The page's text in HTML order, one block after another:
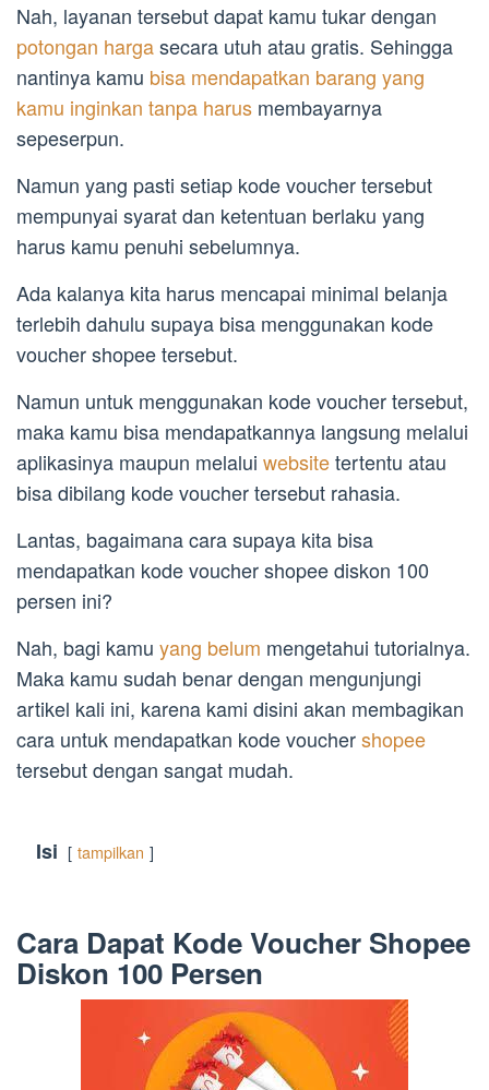
Nah, layanan tersebut dapat kamu tukar dengan
potongan hargasecara utuh atau gratis. Sehingga
nantinya kamu bisa mendapatkan barang yang
kamu inginkan tanpa harus membayarnya
sepeserpun.
Namun yang pasti setiap kode voucher tersebut
mempunyai syarat dan ketentuan berlaku yang
harus kamu penuhi sebelumnya.
Ada kalanya kita harus mencapai minimal belanja
terlebih dahulu supaya bisa menggunakan kode
voucher shopee tersebut.
Namun untuk menggunakan kode voucher tersebut,
maka kamu bisa mendapatkannya langsung melalui
aplikasinya maupun melalui websitetertentu atau
bisa dibilang kode voucher tersebut rahasia.
Lantas, bagaimana cara supaya kita bisa
mendapatkan kode voucher shopee diskon 100
persen ini?
Nah, bagi kamu yang belum mengetahui tutorialnya.
Maka kamu sudah benar dengan mengunjungi
artikel kali ini, karena kami disini akan membagikan
cara untuk mendapatkan kode vouchershopee
tersebut dengan sangat mudah.
Isi tampilkan
Cara Dapat Kode Voucher Shopee
Diskon 100 Persen